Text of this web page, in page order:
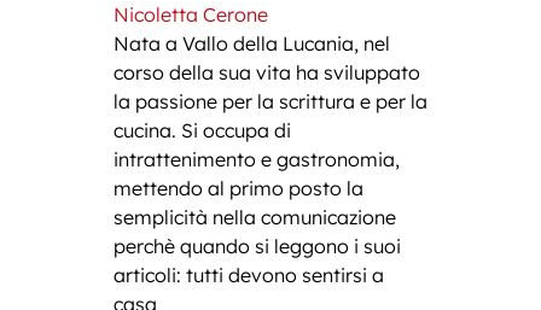
Nicoletta Cerone
Nata a Vallo della Lucania, nel
corso della sua vita ha sviluppato
la passione per la scrittura e per la
cucina. Si occupa di
intrattenimento e gastronomia,
mettendo al primo posto la
semplicità nella comunicazione
perchè quando si leggono i suoi
articoli: tutti devono sentirsi a
casa